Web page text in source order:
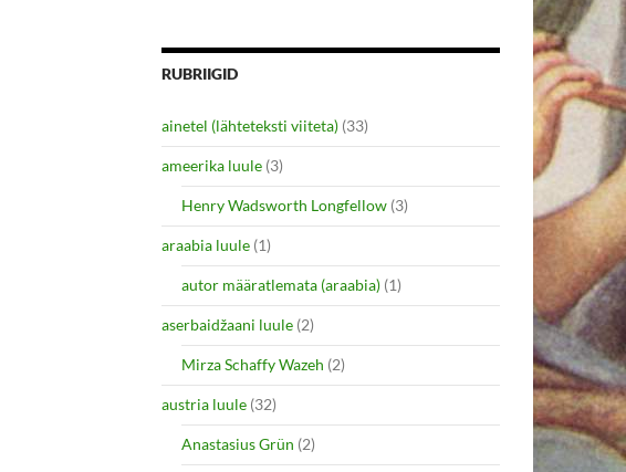
RUBRIIGID
ainetel (lähteteksti viiteta) (33)
ameerika luule (3)
Henry Wadsworth Longfellow (3)
araabia luule (1)
autor määratlemata (araabia) (1)
aserbaidžaani luule (2)
Mirza Schaffy Wazeh (2)
austria luule (32)
Anastasius Grün (2)